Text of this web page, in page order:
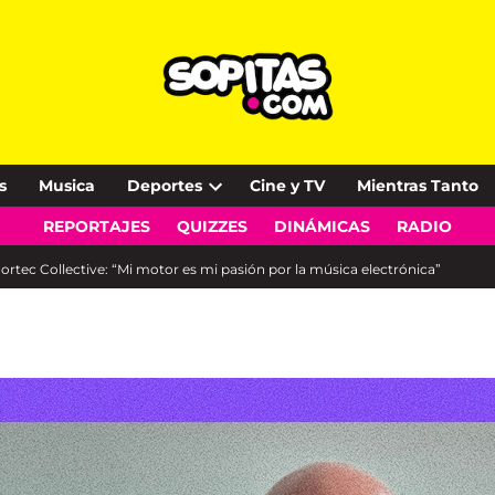
Musica Deportes
Open
dropdown
Cine y TV Mientras Tanto
REPORTAJES QUIZZES DINÁMICAS RADIO
Collective: “Mi motor es mi pasión por la música electrónica”